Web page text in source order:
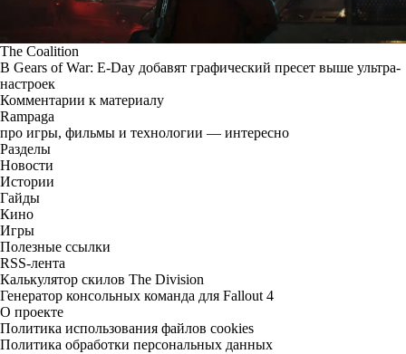
The Coalition
В Gears of War: E-Day добавят графический пресет выше ультра-
настроек
Комментарии к материалу
Rampaga
про игры, фильмы и технологии — интересно
Разделы
Новости
Истории
Гайды
Кино
Игры
Полезные ссылки
RSS-лента
Калькулятор скилов The Division
Генератор консольных команда для Fallout 4
О проекте
Политика использования файлов cookies
Политика обработки персональных данных